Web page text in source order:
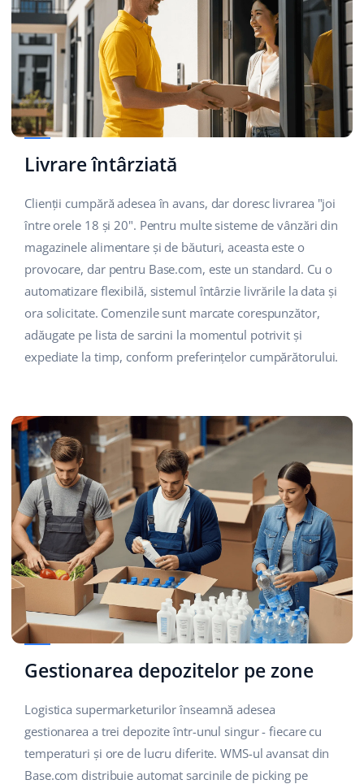
Livrare întârziată
Clienții cumpără adesea în avans, dar doresc livrarea "joi
între orele 18 și 20". Pentru multe sisteme de vânzări din
magazinele alimentare și de băuturi, aceasta este o
provocare, dar pentru Base.com, este un standard. Cu o
automatizare flexibilă, sistemul întârzie livrările la data și
ora solicitate. Comenzile sunt marcate corespunzător,
adăugate pe lista de sarcini la momentul potrivit și
expediate la timp, conform preferințelor cumpărătorului.
Gestionarea depozitelor pe zone
Logistica supermarketurilor înseamnă adesea
gestionarea a trei depozite într-unul singur - fiecare cu
temperaturi și ore de lucru diferite. WMS-ul avansat din
Base.com distribuie automat sarcinile de picking pe